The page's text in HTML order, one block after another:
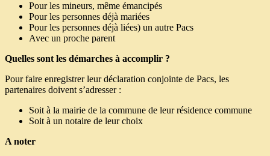
Pour les mineurs, même émancipés
Pour les personnes déjà mariées
Pour les personnes déjà liées) un autre Pacs
Avec un proche parent
Quelles sont les démarches à accomplir ?
Pour faire enregistrer leur déclaration conjointe de Pacs, les
partenaires doivent s’adresser :
Soit à la mairie de la commune de leur résidence commune
Soit à un notaire de leur choix
A noter